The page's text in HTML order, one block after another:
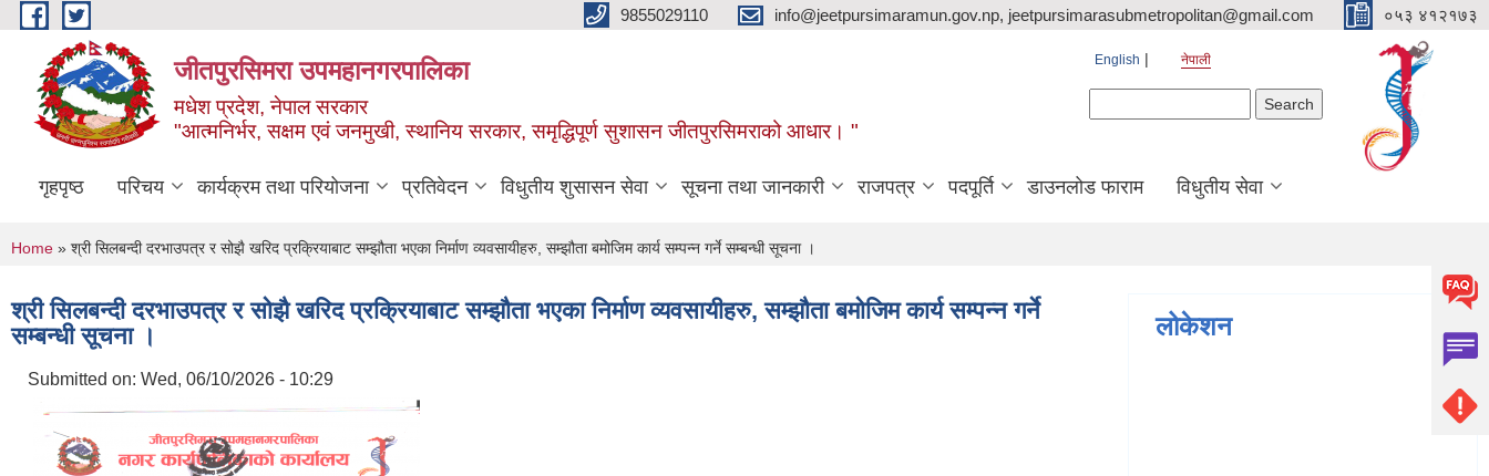
Skip to main content 9855029110 info@jeetpursimaramun.gov.np, jeetpursimarasubmetropolitan@gmail.com ०५३ ४१२१७३
जीतपुरसिमरा उपमहानगरपालिका
मधेश प्रदेश, नेपाल सरकार
"आत्मनिर्भर, सक्षम एवं जनमुखी, स्थानिय सरकार, समृद्धिपूर्ण सुशासन जीतपुरसिमराको आधार। "
English नेपाली
गृहपृष्ठ परिचय कार्यक्रम तथा परियोजना प्रतिवेदन विधुतीय शुसासन सेवा सूचना तथा जानकारी राजपत्र पदपूर्ति डाउनलोड फाराम विधुतीय सेवा
You are here
Home » श्री सिलबन्दी दरभाउपत्र र सोझै खरिद प्रक्रियाबाट सम्झौता भएका निर्माण व्यवसायीहरु, सम्झौता बमोजिम कार्य सम्पन्न गर्ने सम्बन्धी सूचना ।
श्री सिलबन्दी दरभाउपत्र र सोझै खरिद प्रक्रियाबाट सम्झौता भएका निर्माण व्यवसायीहरु, सम्झौता बमोजिम कार्य सम्पन्न गर्ने
सम्बन्धी सूचना ।
Submitted on: Wed, 06/10/2026 - 10:29
लोकेशन